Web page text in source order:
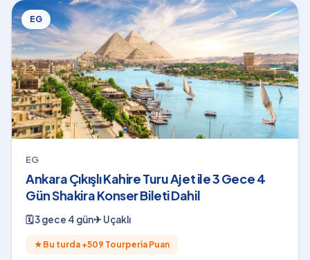
EG
EG
Ankara Çıkışlı Kahire Turu Ajet ile 3 Gece 4
Gün Shakira Konser Bileti Dahil
🗓3 gece 4 gün✈Uçaklı
★ Bu turda +509 Tourperia Puan